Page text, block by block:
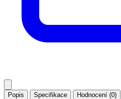
Popis Specifikace Hodnocení (0)